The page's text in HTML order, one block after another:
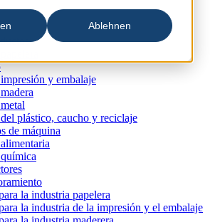
Ablehnen
y embalaje
plástico, caucho y reciclaje
de máquina
la industria papelera
la industria de la impresión y el embalaje